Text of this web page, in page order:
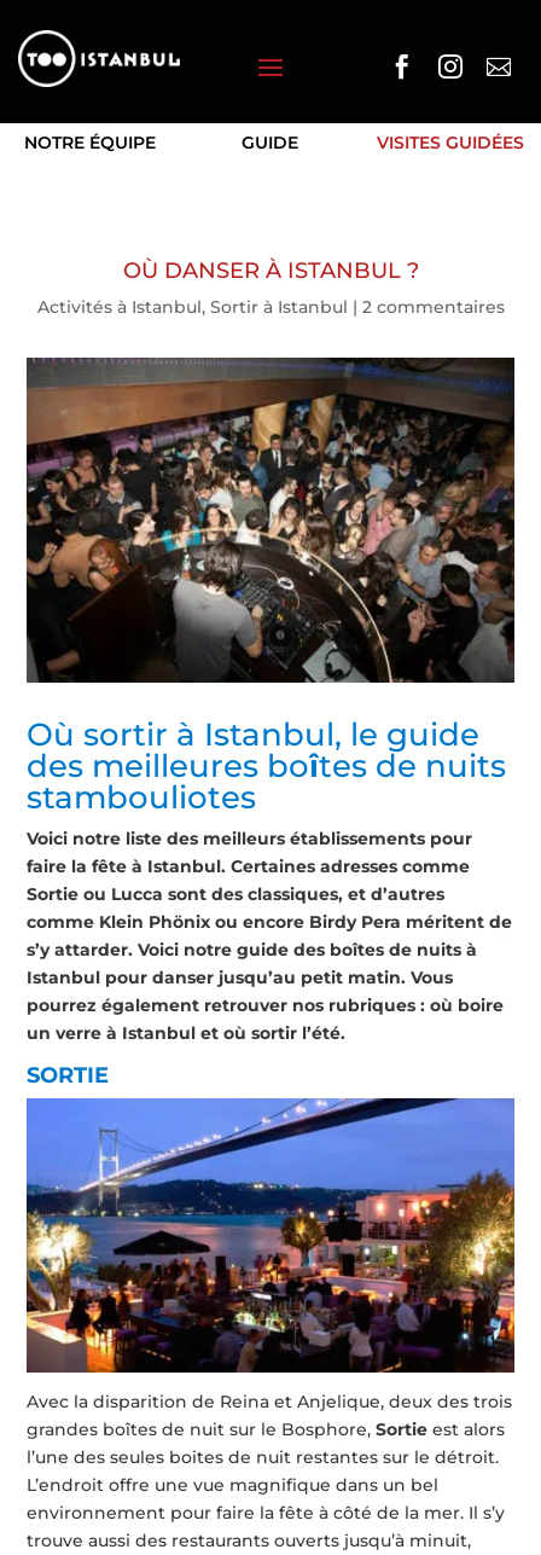
  
NOTRE ÉQUIPE GUIDE VISITES GUIDÉES
OÙ DANSER À ISTANBUL ?
Activités à Istanbul, Sortir à Istanbul | 2 commentaires
Où sortir à Istanbul, le guide
des meilleures boîtes de nuits
stambouliotes
Voici notre liste des meilleurs établissements pour
faire la fête à Istanbul. Certaines adresses comme
Sortie ou Lucca sont des classiques, et d’autres
comme Klein Phönix ou encore Birdy Pera méritent de
s’y attarder. Voici notre guide des boîtes de nuits à
Istanbul pour danser jusqu’au petit matin. Vous
pourrez également retrouver nos rubriques : où boire
un verre à Istanbul et où sortir l’été.
SORTIE
Avec la disparition de Reina et Anjelique, deux des trois
grandes boîtes de nuit sur le Bosphore,Sortie est alors
l’une des seules boites de nuit restantes sur le détroit.
L’endroit offre une vue magnifique dans un bel
environnement pour faire la fête à côté de la mer. Il s’y
trouve aussi des restaurants ouverts jusqu’à minuit,